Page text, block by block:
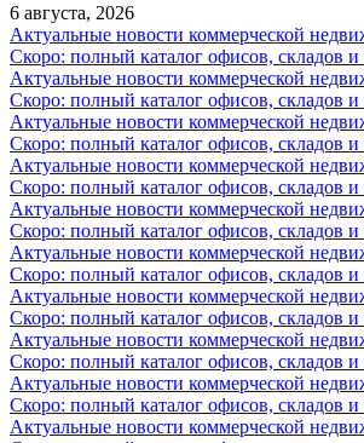
6 августа, 2026
Актуальные новости коммерческой
Скоро: полный каталог офисов, складов
Актуальные новости коммерческой
Скоро: полный каталог офисов, складов
Актуальные новости коммерческой
Скоро: полный каталог офисов, складов
Актуальные новости коммерческой
Скоро: полный каталог офисов, складов
Актуальные новости коммерческой
Скоро: полный каталог офисов, складов
Актуальные новости коммерческой
Скоро: полный каталог офисов, складов
Актуальные новости коммерческой
Скоро: полный каталог офисов, складов
Актуальные новости коммерческой
Скоро: полный каталог офисов, складов
Актуальные новости коммерческой
Скоро: полный каталог офисов, складов
Актуальные новости коммерческой